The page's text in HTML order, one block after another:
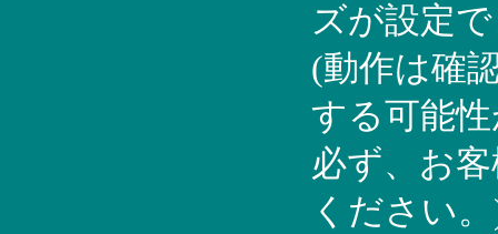
ズが設定
(動作は確
する可能
必ず、お
ください